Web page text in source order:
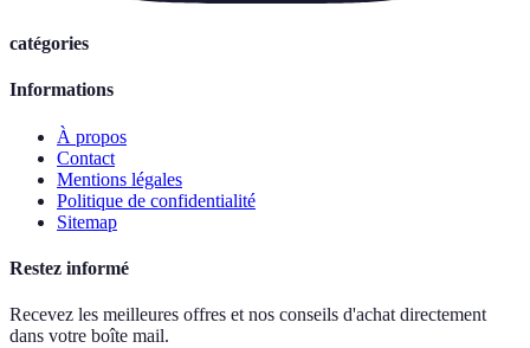
catégories
Informations
À propos
Contact
Mentions légales
Politique de confidentialité
Sitemap
Restez informé
Recevez les meilleures offres et nos conseils d'achat directement
dans votre boîte mail.